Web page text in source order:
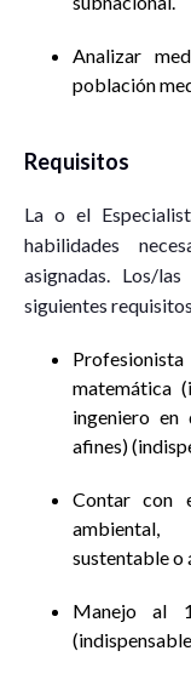
Analizar
población
Requisitos
La o el
habilidades
asignadas. Los/
siguientes
matemática
ingeniero en
afines)
Contar con
ambiental,
sustentable o
Manejo al